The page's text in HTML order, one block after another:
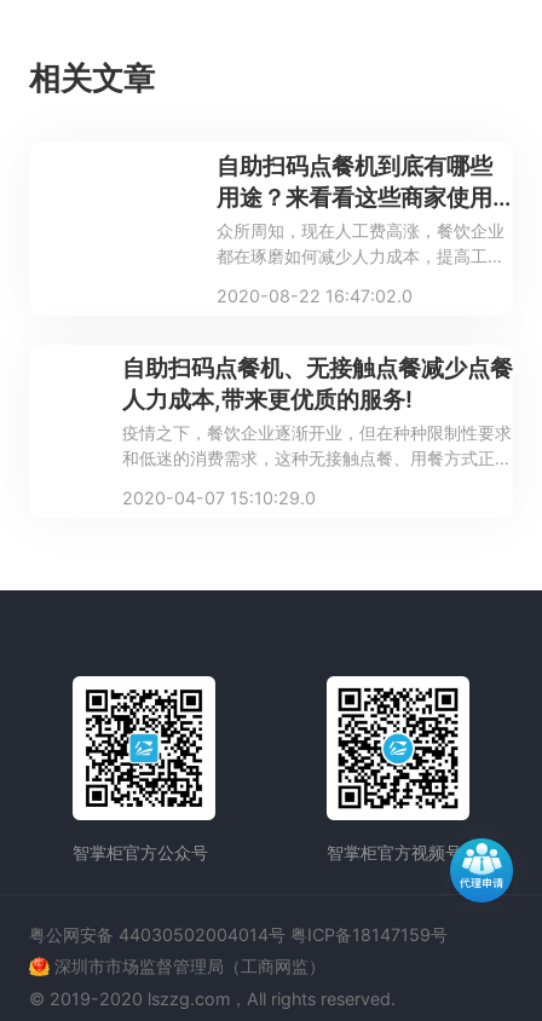
相关文章
自助扫码点餐机到底有哪些
用途？来看看这些商家使用
后的感受吧！
众所周知，现在人工费高涨，餐饮企业
都在琢磨如何减少人力成本，提高工作
许多餐饮企业的关注。
2020-08-22 16:47:02.0
自助扫码点餐机、无接触点餐减少点餐
人力成本,带来更优质的服务!
疫情之下，餐饮企业逐渐开业，但在种种限制性要求
和低迷的消费需求，这种无接触点餐、用餐方式正越
2020-04-07 15:10:29.0
智掌柜官方公众号 智掌柜官方视频号
粤公网安备 44030502004014号 粤ICP备18147159号
深圳市市场监督管理局（工商网监）
© 2019-2020 lszzg.com，All rights reserved.